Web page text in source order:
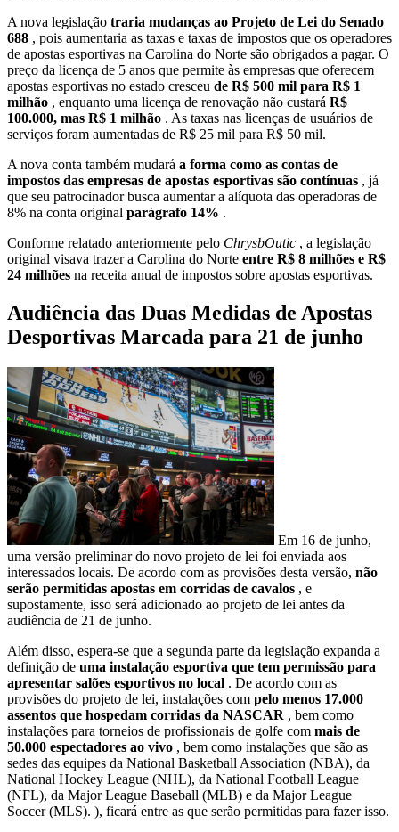
A nova legislação traria mudanças ao Projeto de Lei do Senado
688 , pois aumentaria as taxas e taxas de impostos que os operadores
de apostas esportivas na Carolina do Norte são obrigados a pagar. O
preço da licença de 5 anos que permite às empresas que oferecem
apostas esportivas no estado cresceu de R$ 500 mil para R$ 1
milhão , enquanto uma licença de renovação não custará R$
100.000, mas R$ 1 milhão . As taxas nas licenças de usuários de
serviços foram aumentadas de R$ 25 mil para R$ 50 mil.
A nova conta também mudará a forma como as contas de
impostos das empresas de apostas esportivas são contínuas , já
que seu patrocinador busca aumentar a alíquota das operadoras de
8% na conta original parágrafo 14% .
Conforme relatado anteriormente pelo ChrysbOutic , a legislação
original visava trazer a Carolina do Norte entre R$ 8 milhões e R$
24 milhões na receita anual de impostos sobre apostas esportivas.
Audiência das Duas Medidas de Apostas
Desportivas Marcada para 21 de junho
Em 16 de junho,
uma versão preliminar do novo projeto de lei foi enviada aos
interessados ​​locais. De acordo com as provisões desta versão, não
serão permitidas apostas em corridas de cavalos , e
supostamente, isso será adicionado ao projeto de lei antes da
audiência de 21 de junho.
Além disso, espera-se que a segunda parte da legislação expanda a
definição de uma instalação esportiva que tem permissão para
apresentar salões esportivos no local . De acordo com as
provisões do projeto de lei, instalações com pelo menos 17.000
assentos que hospedam corridas da NASCAR , bem como
instalações para torneios de profissionais de golfe com mais de
50.000 espectadores ao vivo , bem como instalações que são as
sedes das equipes da National Basketball Association (NBA), da
National Hockey League (NHL), da National Football League
(NFL), da Major League Baseball (MLB) e da Major League
Soccer (MLS). ), ficará entre as que serão permitidas para fazer isso.